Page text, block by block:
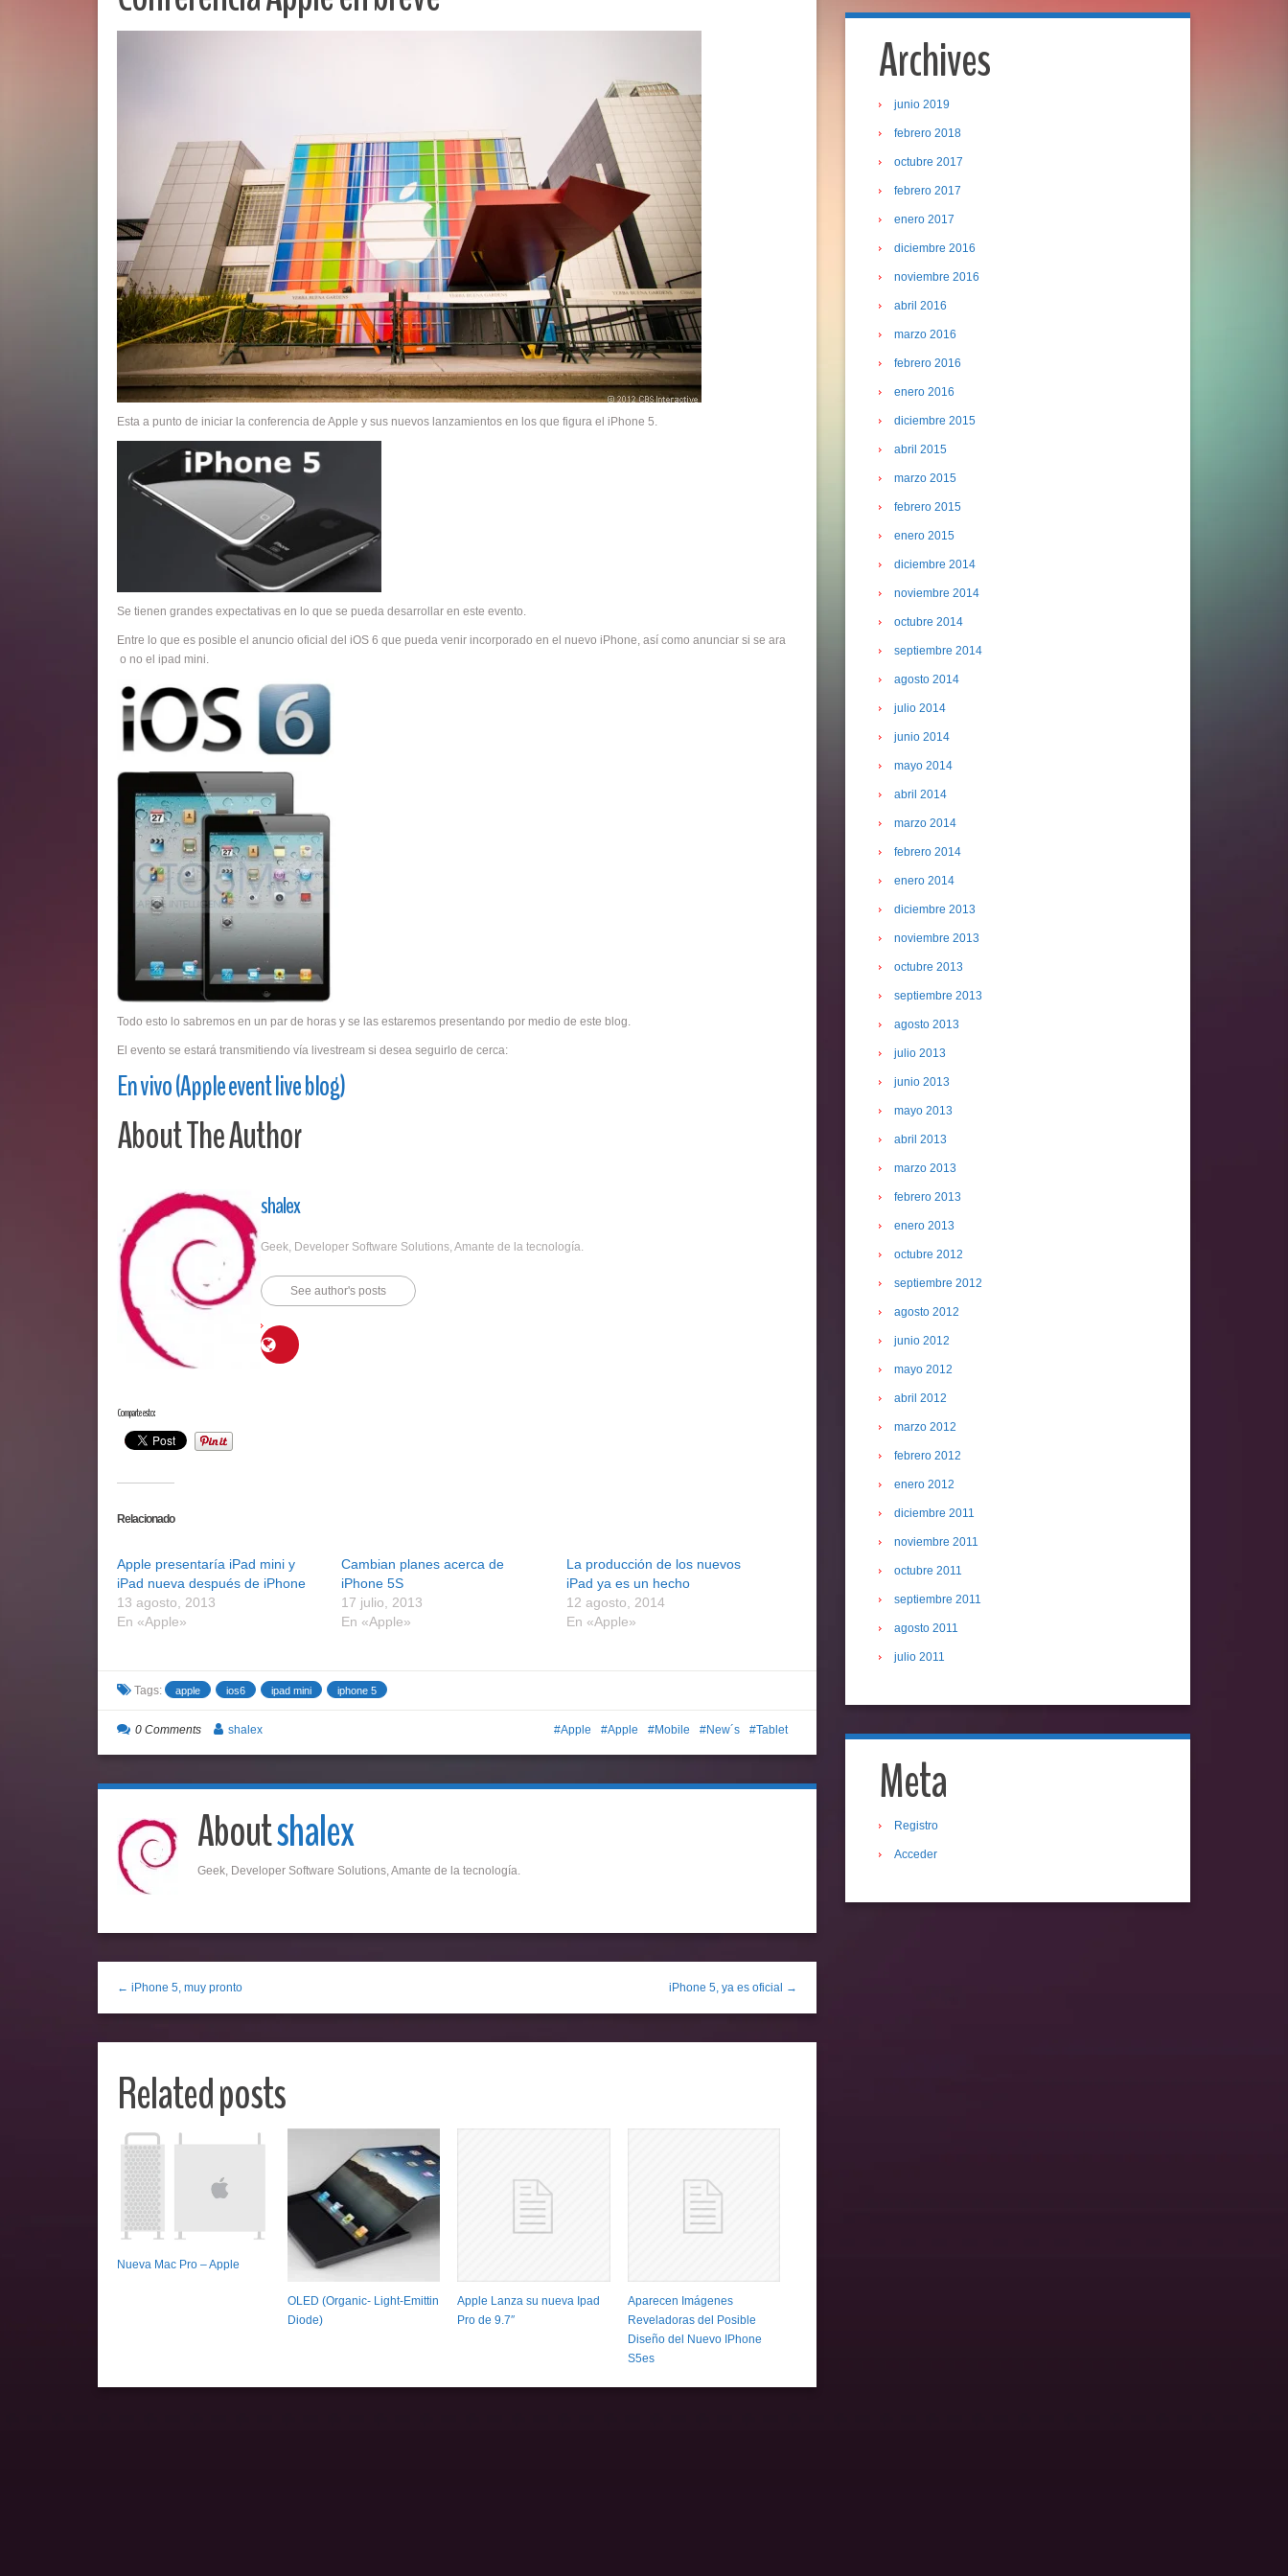
Esta a punto de iniciar la conferencia de Apple y sus nuevos lanzamientos en los que figura el iPhone 5.
Se tienen grandes expectativas en lo que se pueda desarrollar en este evento.
Entre lo que es posible el anuncio oficial del iOS 6 que pueda venir incorporado en el nuevo iPhone, así como anunciar si se ara
o no el ipad mini.
Todo esto lo sabremos en un par de horas y se las estaremos presentando por medio de este blog.
El evento se estará transmitiendo vía livestream si desea seguirlo de cerca:
En vivo (Apple event live blog)
About The Author
shalex
Geek, Developer Software Solutions, Amante de la tecnología.
See author's posts
Comparte esto:
Relacionado
Apple presentaría iPad mini y
iPad nueva después de iPhone
13 agosto, 2013
En «Apple»
Cambian planes acerca de
iPhone 5S
17 julio, 2013
En «Apple»
La producción de los nuevos
iPad ya es un hecho
12 agosto, 2014
En «Apple»
Tags: apple ios6 ipad mini iphone 5
Apple Apple Mobile New´s Tablet
0 Comments shalex
Aboutshalex
Geek, Developer Software Solutions, Amante de la tecnología.
← iPhone 5, muy pronto iPhone 5, ya es oficial →
Related posts
Nueva Mac Pro – Apple
OLED (Organic- Light-Emittin
Diode)
Apple Lanza su nueva Ipad
Pro de 9.7″
Aparecen Imágenes
Reveladoras del Posible
Diseño del Nuevo IPhone
S5es
Archives
junio 2019
febrero 2018
octubre 2017
febrero 2017
enero 2017
diciembre 2016
noviembre 2016
abril 2016
marzo 2016
febrero 2016
enero 2016
diciembre 2015
abril 2015
marzo 2015
febrero 2015
enero 2015
diciembre 2014
noviembre 2014
octubre 2014
septiembre 2014
agosto 2014
julio 2014
junio 2014
mayo 2014
abril 2014
marzo 2014
febrero 2014
enero 2014
diciembre 2013
noviembre 2013
octubre 2013
septiembre 2013
agosto 2013
julio 2013
junio 2013
mayo 2013
abril 2013
marzo 2013
febrero 2013
enero 2013
octubre 2012
septiembre 2012
agosto 2012
junio 2012
mayo 2012
abril 2012
marzo 2012
febrero 2012
enero 2012
diciembre 2011
noviembre 2011
octubre 2011
septiembre 2011
agosto 2011
julio 2011
Meta
Registro
Acceder